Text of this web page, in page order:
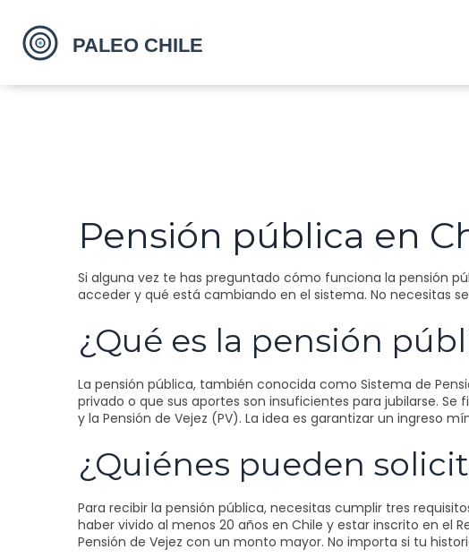
Pensión pública en
Si alguna vez te has preguntado cómo funciona la pensión
acceder y qué está cambiando en el sistema. No necesitas
¿Qué es la pensión
La pensión pública, también conocida como Sistema de
privado o que sus aportes son insuficientes para jubilarse. Se
y la Pensión de Vejez (PV). La idea es garantizar un ingreso
¿Quiénes pueden
Para recibir la pensión pública, necesitas cumplir tres
haber vivido al menos 20 años en Chile y estar inscrito en el
Pensión de Vejez con un monto mayor. No importa si tu